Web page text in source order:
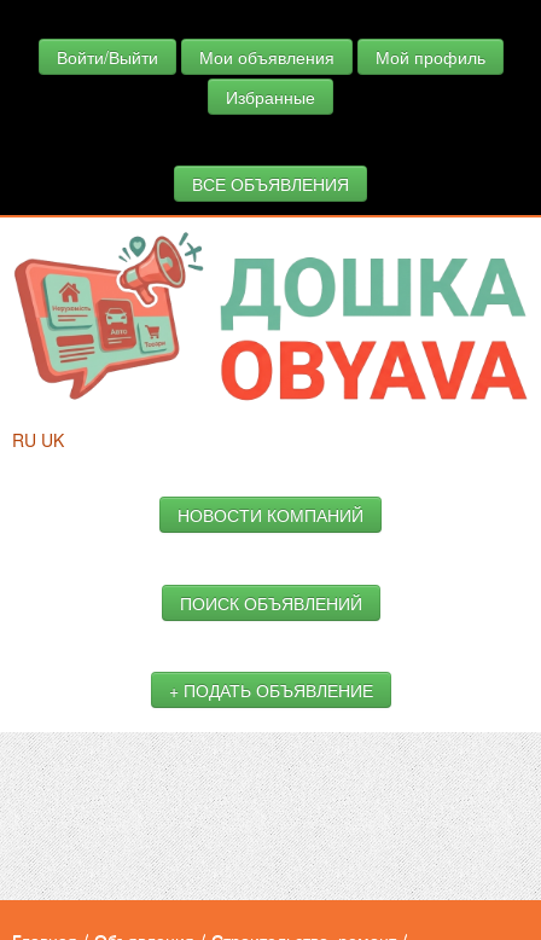
Войти/Выйти Мои объявления
Мой профиль
Избранные
ВСЕ ОБЪЯВЛЕНИЯ
RU UK
НОВОСТИ КОМПАНИЙ
ПОИСК ОБЪЯВЛЕНИЙ
+ ПОДАТЬ ОБЪЯВЛЕНИЕ